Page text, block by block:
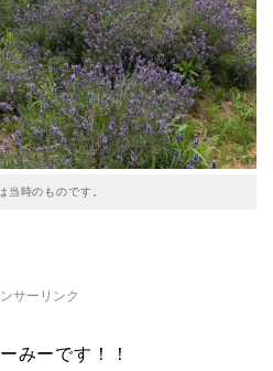
当時のものです。
サーリンク
みーです！！